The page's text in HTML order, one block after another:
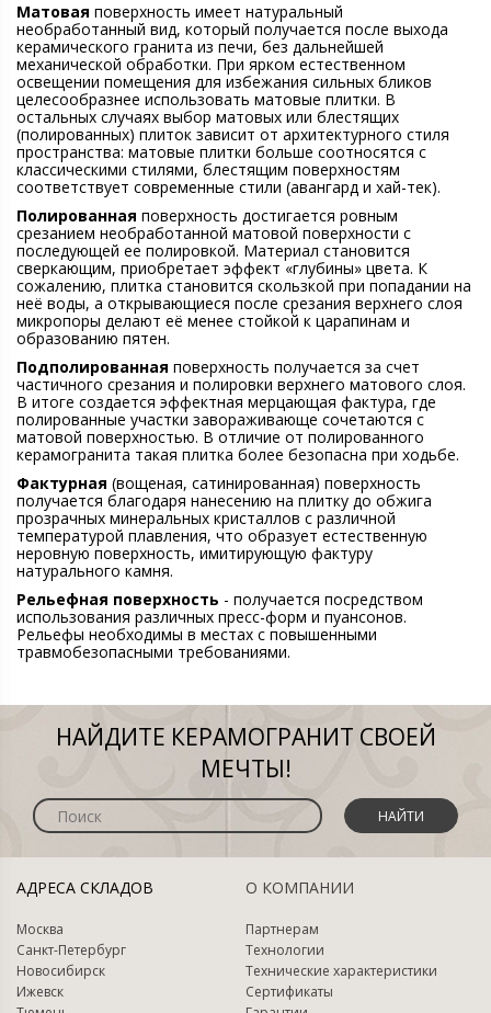
Матовая поверхность имеет натуральный
необработанный вид, который получается после выхода
керамического гранита из печи, без дальнейшей
механической обработки. При ярком естественном
освещении помещения для избежания сильных бликов
целесообразнее использовать матовые плитки. В
остальных случаях выбор матовых или блестящих
(полированных) плиток зависит от архитектурного стиля
пространства: матовые плитки больше соотносятся с
классическими стилями, блестящим поверхностям
соответствует современные стили (авангард и хай-тек).
Полированная поверхность достигается ровным
срезанием необработанной матовой поверхности с
последующей ее полировкой. Материал становится
сверкающим, приобретает эффект «глубины» цвета. К
сожалению, плитка становится скользкой при попадании на
неё воды, а открывающиеся после срезания верхнего слоя
микропоры делают её менее стойкой к царапинам и
образованию пятен.
Подполированная поверхность получается за счет
частичного срезания и полировки верхнего матового слоя.
В итоге создается эффектная мерцающая фактура, где
полированные участки завораживающе сочетаются с
матовой поверхностью. В отличие от полированного
керамогранита такая плитка более безопасна при ходьбе.
Фактурная (вощеная, сатинированная) поверхность
получается благодаря нанесению на плитку до обжига
прозрачных минеральных кристаллов с различной
температурой плавления, что образует естественную
неровную поверхность, имитирующую фактуру
натурального камня.
Рельефная поверхность - получается посредством
использования различных пресс-форм и пуансонов.
Рельефы необходимы в местах с повышенными
травмобезопасными требованиями.
НАЙДИТЕ КЕРАМОГРАНИТ СВОЕЙ
МЕЧТЫ!
НАЙТИ
АДРЕСА СКЛАДОВ
Москва
Санкт-Петербург
Новосибирск
Ижевск
О КОМПАНИИ
Партнерам
Технологии
Технические характеристики
Сертификаты